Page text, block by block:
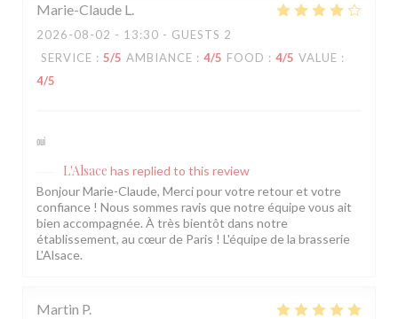
Marie-Claude L
2026-08-02 - 13:30 - GUESTS 2
SERVICE : 5/5 AMBIANCE : 4/5 FOOD : 4/5 VALUE :
4/5
oui
L'Alsace has replied to this review
Bonjour Marie-Claude, Merci pour votre retour et votre
confiance ! Nous sommes ravis que notre équipe vous ait
bien accompagnée. À très bientôt dans notre
établissement, au cœur de Paris ! L'équipe de la brasserie
L'Alsace.
Martin P